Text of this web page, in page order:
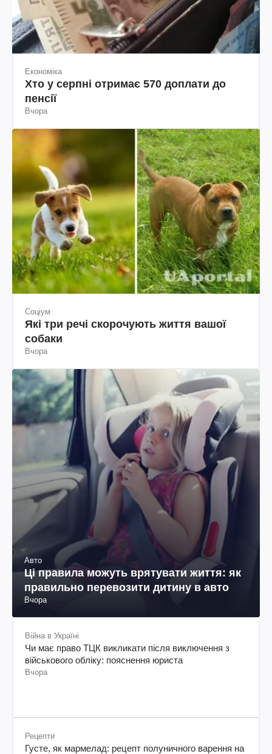
Економіка
Хто у серпні отримає 570 доплати до
пенсії
Вчора
Соціум
Які три речі скорочують життя вашої
собаки
Вчора
Авто
Ці правила можуть врятувати життя: як
правильно перевозити дитину в авто
Вчора
Війна в Україні
Чи має право ТЦК викликати після виключення з
військового обліку: пояснення юриста
Вчора
Рецепти
Густе, як мармелад: рецепт полуничного варення на